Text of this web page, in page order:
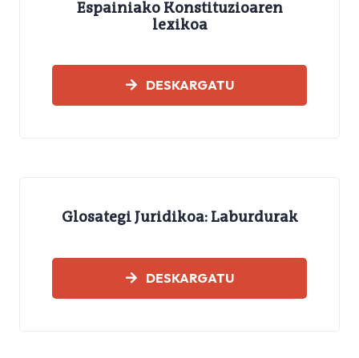
Espainiako Konstituzioaren
lexikoa
DESKARGATU
Glosategi Juridikoa: Laburdurak
DESKARGATU